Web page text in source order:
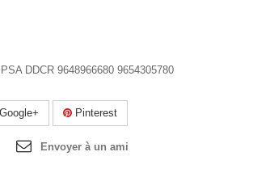
DDCR 9648966680 9654305780
Google+ Pinterest
Envoyer à un ami